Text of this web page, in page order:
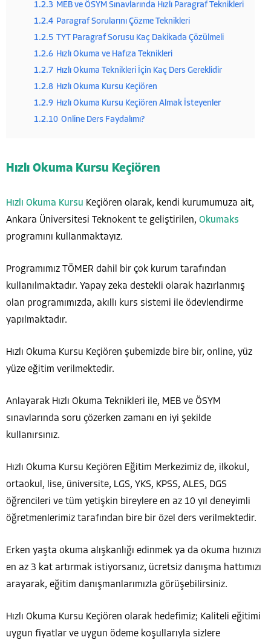
1.2.3 MEB ve ÖSYM Sınavlarında Hızlı Paragraf Teknikleri
1.2.4 Paragraf Sorularını Çözme Teknikleri
1.2.5 TYT Paragraf Sorusu Kaç Dakikada Çözülmeli
1.2.6 Hızlı Okuma ve Hafıza Teknikleri
1.2.7 Hızlı Okuma Teknikleri İçin Kaç Ders Gereklidir
1.2.8 Hızlı Okuma Kursu Keçiören
1.2.9 Hızlı Okuma Kursu Keçiören Almak İsteyenler
1.2.10 Online Ders Faydalımı?
Hızlı Okuma Kursu Keçiören
Hızlı Okuma Kursu Keçiören olarak, kendi kurumumuza ait,
Ankara Üniversitesi Teknokent te geliştirilen, Okumaks
programını kullanmaktayız.
Programımız TÖMER dahil bir çok kurum tarafından
kullanılmaktadır. Yapay zeka destekli olarak hazırlanmış
olan programımızda, akıllı kurs sistemi ile ödevlendirme
yapılmaktadır.
Hızlı Okuma Kursu Keçiören şubemizde bire bir, online, yüz
yüze eğitim verilmektedir.
Anlayarak Hızlı Okuma Teknikleri ile, MEB ve ÖSYM
sınavlarında soru çözerken zamanı en iyi şekilde
kullanırsınız.
Hızlı Okuma Kursu Keçiören Eğitim Merkezimiz de, ilkokul,
ortaokul, lise, üniversite, LGS, YKS, KPSS, ALES, DGS
öğrencileri ve tüm yetişkin bireylere en az 10 yıl deneyimli
öğretmenlerimiz tarafından bire bir özel ders verilmektedir.
Erken yaşta okuma alışkanlığı edinmek ya da okuma hızınızı
en az 3 kat artırmak istiyorsanız, ücretsiz danışma hattımızı
arayarak, eğitim danışmanlarımızla görüşebilirsiniz.
Hızlı Okuma Kursu Keçiören olarak hedefimiz; Kaliteli eğitimi
uygun fiyatlar ve uygun ödeme koşullarıyla sizlere